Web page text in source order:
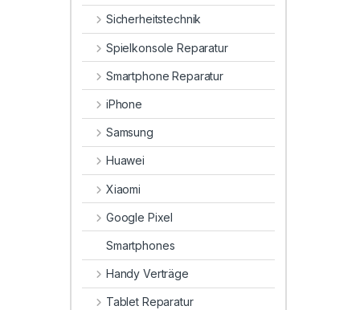
Sicherheitstechnik
Spielkonsole Reparatur
Smartphone Reparatur
iPhone
Samsung
Huawei
Xiaomi
Google Pixel
Smartphones
Handy Verträge
Tablet Reparatur